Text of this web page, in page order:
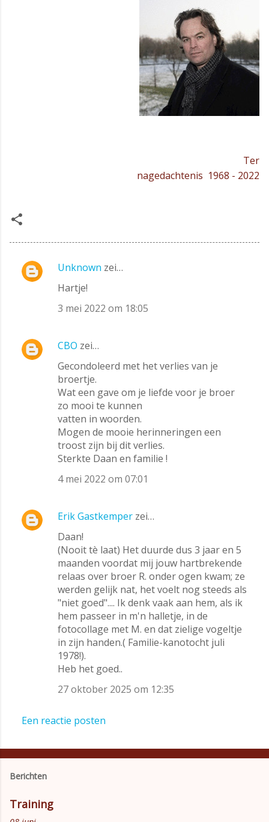
Ter
nagedachtenis 1968 - 2022
R
t
i
Unknown zei…
Hartje!
3 mei 2022 om 18:05
CBO zei…
Gecondoleerd met het verlies van je
broertje.
Wat een gave om je liefde voor je broer
zo mooi te kunnen
vatten in woorden.
Mogen de mooie herinneringen een
troost zijn bij dit verlies.
Sterkte Daan en familie !
4 mei 2022 om 07:01
Erik Gastkemper zei…
Daan!
(Nooit tè laat) Het duurde dus 3 jaar en 5
maanden voordat mij jouw hartbrekende
relaas over broer R. onder ogen kwam; ze
werden gelijk nat, het voelt nog steeds als
"niet goed".... Ik denk vaak aan hem, als ik
hem passeer in m'n halletje, in de
fotocollage met M. en dat zielige vogeltje
in zijn handen.( Familie-kanotocht juli
1978!).
Heb het goed..
27 oktober 2025 om 12:35
Een reactie posten
Berichten
Training